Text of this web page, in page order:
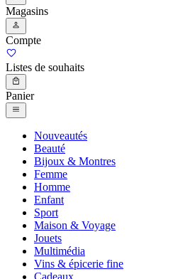
Magasins
Compte
Listes de souhaits
Panier
Nouveautés
Beauté
Bijoux & Montres
Femme
Homme
Enfant
Sport
Maison & Voyage
Jouets
Multimédia
Vins & épicerie fine